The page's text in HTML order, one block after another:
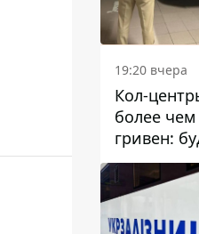
19:20 вчера
Кол-
более
гривен: